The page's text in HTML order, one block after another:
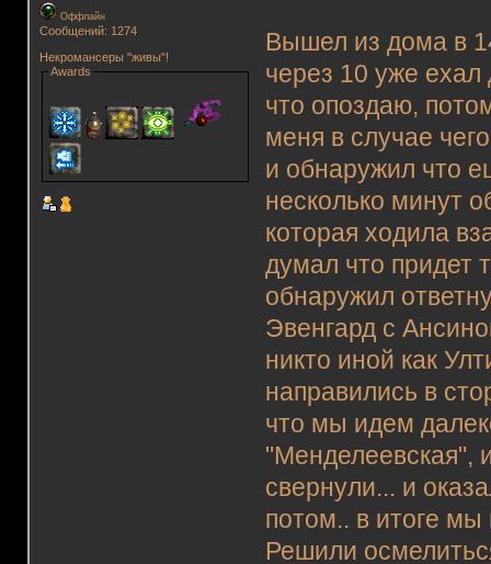
Оффлайн
Сообщений: 1274
Некромансеры "живы"!
Awards
Вышел из дома в
через 10 уже
что опоздаю,
меня в случае
и обнаружил что
несколько минут
которая ходила
думал что придет
обнаружил
Эвенгард с
никто иной как
направились в
что мы идем
"Менделеевская",
свернули... и
потом.. в итоге
Решили